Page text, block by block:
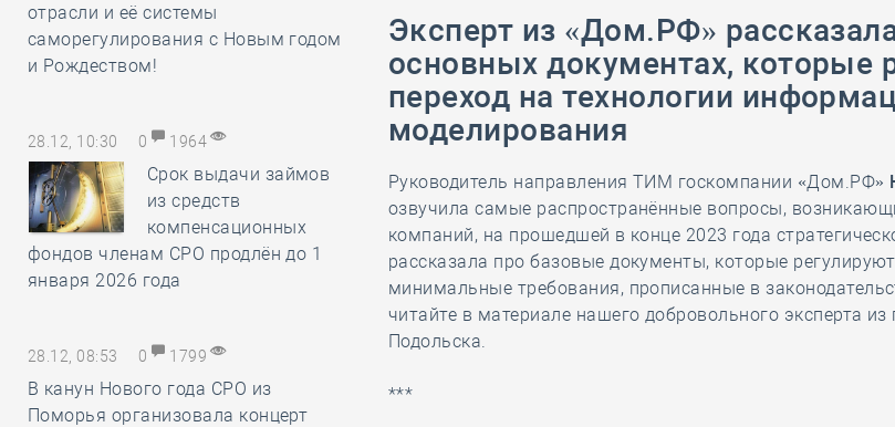
отрасли и её системы
саморегулирования с Новым годом
и Рождеством!
28.12, 10:30 0 1964
Срок выдачи займов
из средств
компенсационных
фондов членам СРО продлён до 1
января 2026 года
28.12, 08:53 0 1799
В канун Нового года СРО из
Поморья организовала концерт
Эксперт из «Дом.РФ»
основных документах, которые
переход на технологии
моделирования
Руководитель направления ТИМ госкомпании «Дом.РФ»
озвучила самые распространённые вопросы,
компаний, на прошедшей в конце 2023 года
рассказала про базовые документы, которые
минимальные требования, прописанные в
читайте в материале нашего добровольного эксперта из
Подольска.
***